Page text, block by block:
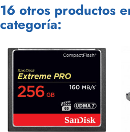
16 otros productos
categoría: